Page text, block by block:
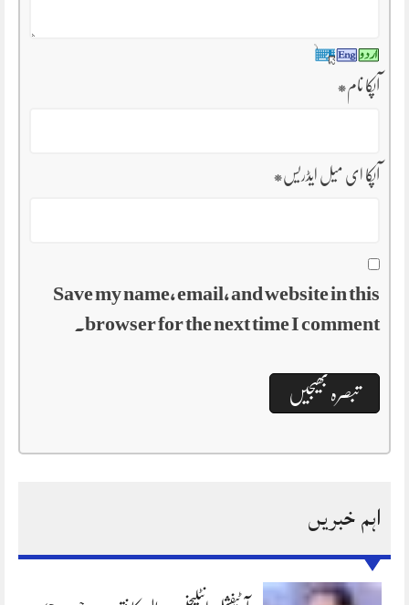
آپکا نام*
آپکا ای میل ایڈریس*
Save my name, email, and website in this
browser for the next time I comment.
اہم خبریں